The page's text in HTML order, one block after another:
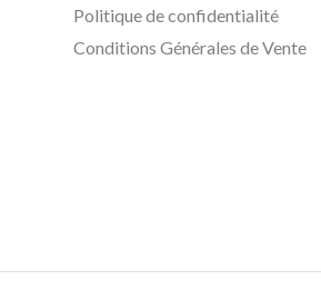
Politique de confidentialité
Conditions Générales de Vente